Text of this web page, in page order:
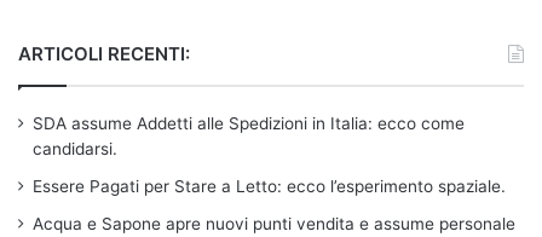
ARTICOLI RECENTI:
SDA assume Addetti alle Spedizioni in Italia: ecco come
candidarsi.
Essere Pagati per Stare a Letto: ecco l’esperimento spaziale.
Acqua e Sapone apre nuovi punti vendita e assume personale